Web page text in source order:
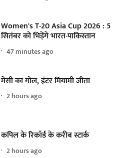
Women's T-20 Asia Cup 2026 : 5
सितंबर को भिड़ेंगे भारत-पाकिस्तान
47 minutes ago
मेसी का गोल, इंटर मियामी जीता
2 hours ago
कपिल के रिकॉर्ड के करीब स्टार्क
2 hours ago